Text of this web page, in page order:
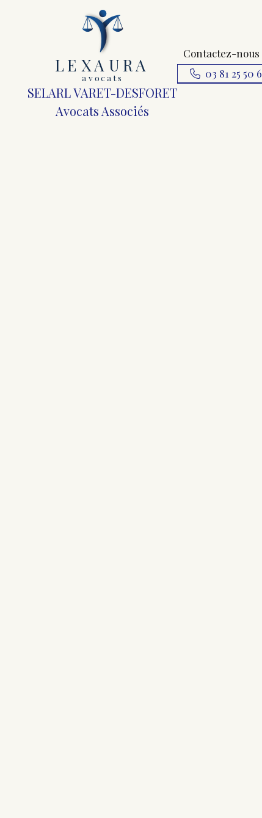
LE XA URA
a v ocats
SELARL VARET-DESFORET
Avocats Associés
Contactez-nous
03 81 25 50